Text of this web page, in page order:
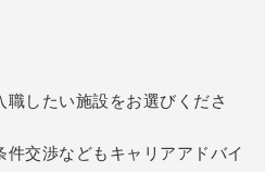
職したい施設をお選びくださ
件交渉などもキャリアアドバイ